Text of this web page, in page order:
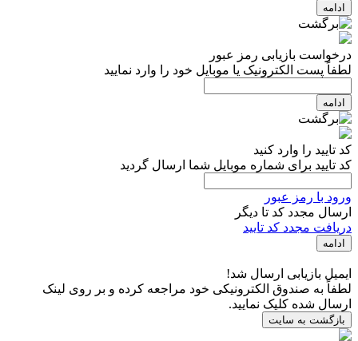
ادامه
درخواست بازیابی رمز عبور
لطفاً پست الکترونیک یا موبایل خود را وارد نمایید
ادامه
کد تایید را وارد کنید
کد تایید برای شماره موبایل شما ارسال گردید
ورود با رمز عبور
ارسال مجدد کد تا دیگر
دریافت مجدد کد تایید
ادامه
ایمیل بازیابی ارسال شد!
لطفاً به صندوق الکترونیکی خود مراجعه کرده و بر روی لینک
ارسال شده کلیک نمایید.
بازگشت به سایت